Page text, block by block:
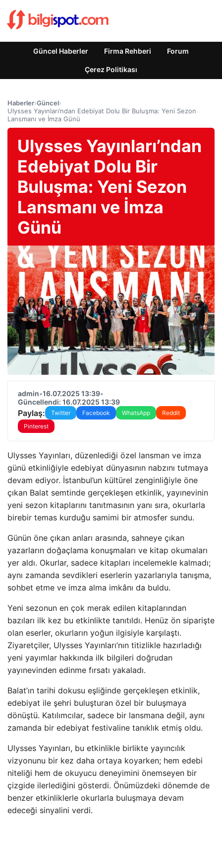
Güncel Haberler Firma Rehberi Forum
Çerez Politikası
Haberler›Güncel›
Ulysses Yayınları’ndan Edebiyat Dolu Bir Buluşma: Yeni Sezon
Lansmanı ve İmza Günü
Ulysses Yayınları’ndan
Edebiyat Dolu Bir
Buluşma: Yeni Sezon
Lansmanı ve İmza
Günü
admin•16.07.2025 13:39•
Güncellendi: 16.07.2025 13:39
Paylaş: Twitter Facebook WhatsApp
Reddit
Pinterest
Ulysses Yayınları, düzenlediği özel lansman ve imza
günü etkinliğiyle edebiyat dünyasının nabzını tutmaya
devam ediyor. İstanbul’un kültürel zenginliğiyle öne
çıkan Balat semtinde gerçekleşen etkinlik, yayınevinin
yeni sezon kitaplarını tanıtmasının yanı sıra, okurlarla
birebir temas kurduğu samimi bir atmosfer sundu.
Günün öne çıkan anları arasında, sahneye çıkan
yazarların doğaçlama konuşmaları ve kitap okumaları
yer aldı. Okurlar, sadece kitapları incelemekle kalmadı;
aynı zamanda sevdikleri eserlerin yazarlarıyla tanışma,
sohbet etme ve imza alma imkânı da buldu.
Yeni sezonun en çok merak edilen kitaplarından
bazıları ilk kez bu etkinlikte tanıtıldı. Henüz ön siparişte
olan eserler, okurların yoğun ilgisiyle karşılaştı.
Ziyaretçiler, Ulysses Yayınları’nın titizlikle hazırladığı
yeni yayımlar hakkında ilk bilgileri doğrudan
yayınevinden edinme fırsatı yakaladı.
Balat’ın tarihi dokusu eşliğinde gerçekleşen etkinlik,
edebiyat ile şehri buluşturan özel bir buluşmaya
dönüştü. Katılımcılar, sadece bir lansmana değil, aynı
zamanda bir edebiyat festivaline tanıklık etmiş oldu.
Ulysses Yayınları, bu etkinlikle birlikte yayıncılık
vizyonunu bir kez daha ortaya koyarken; hem edebi
niteliği hem de okuyucu deneyimini önemseyen bir
çizgide ilerlediğini gösterdi. Önümüzdeki dönemde de
benzer etkinliklerle okurlarla buluşmaya devam
edeceği sinyalini verdi.